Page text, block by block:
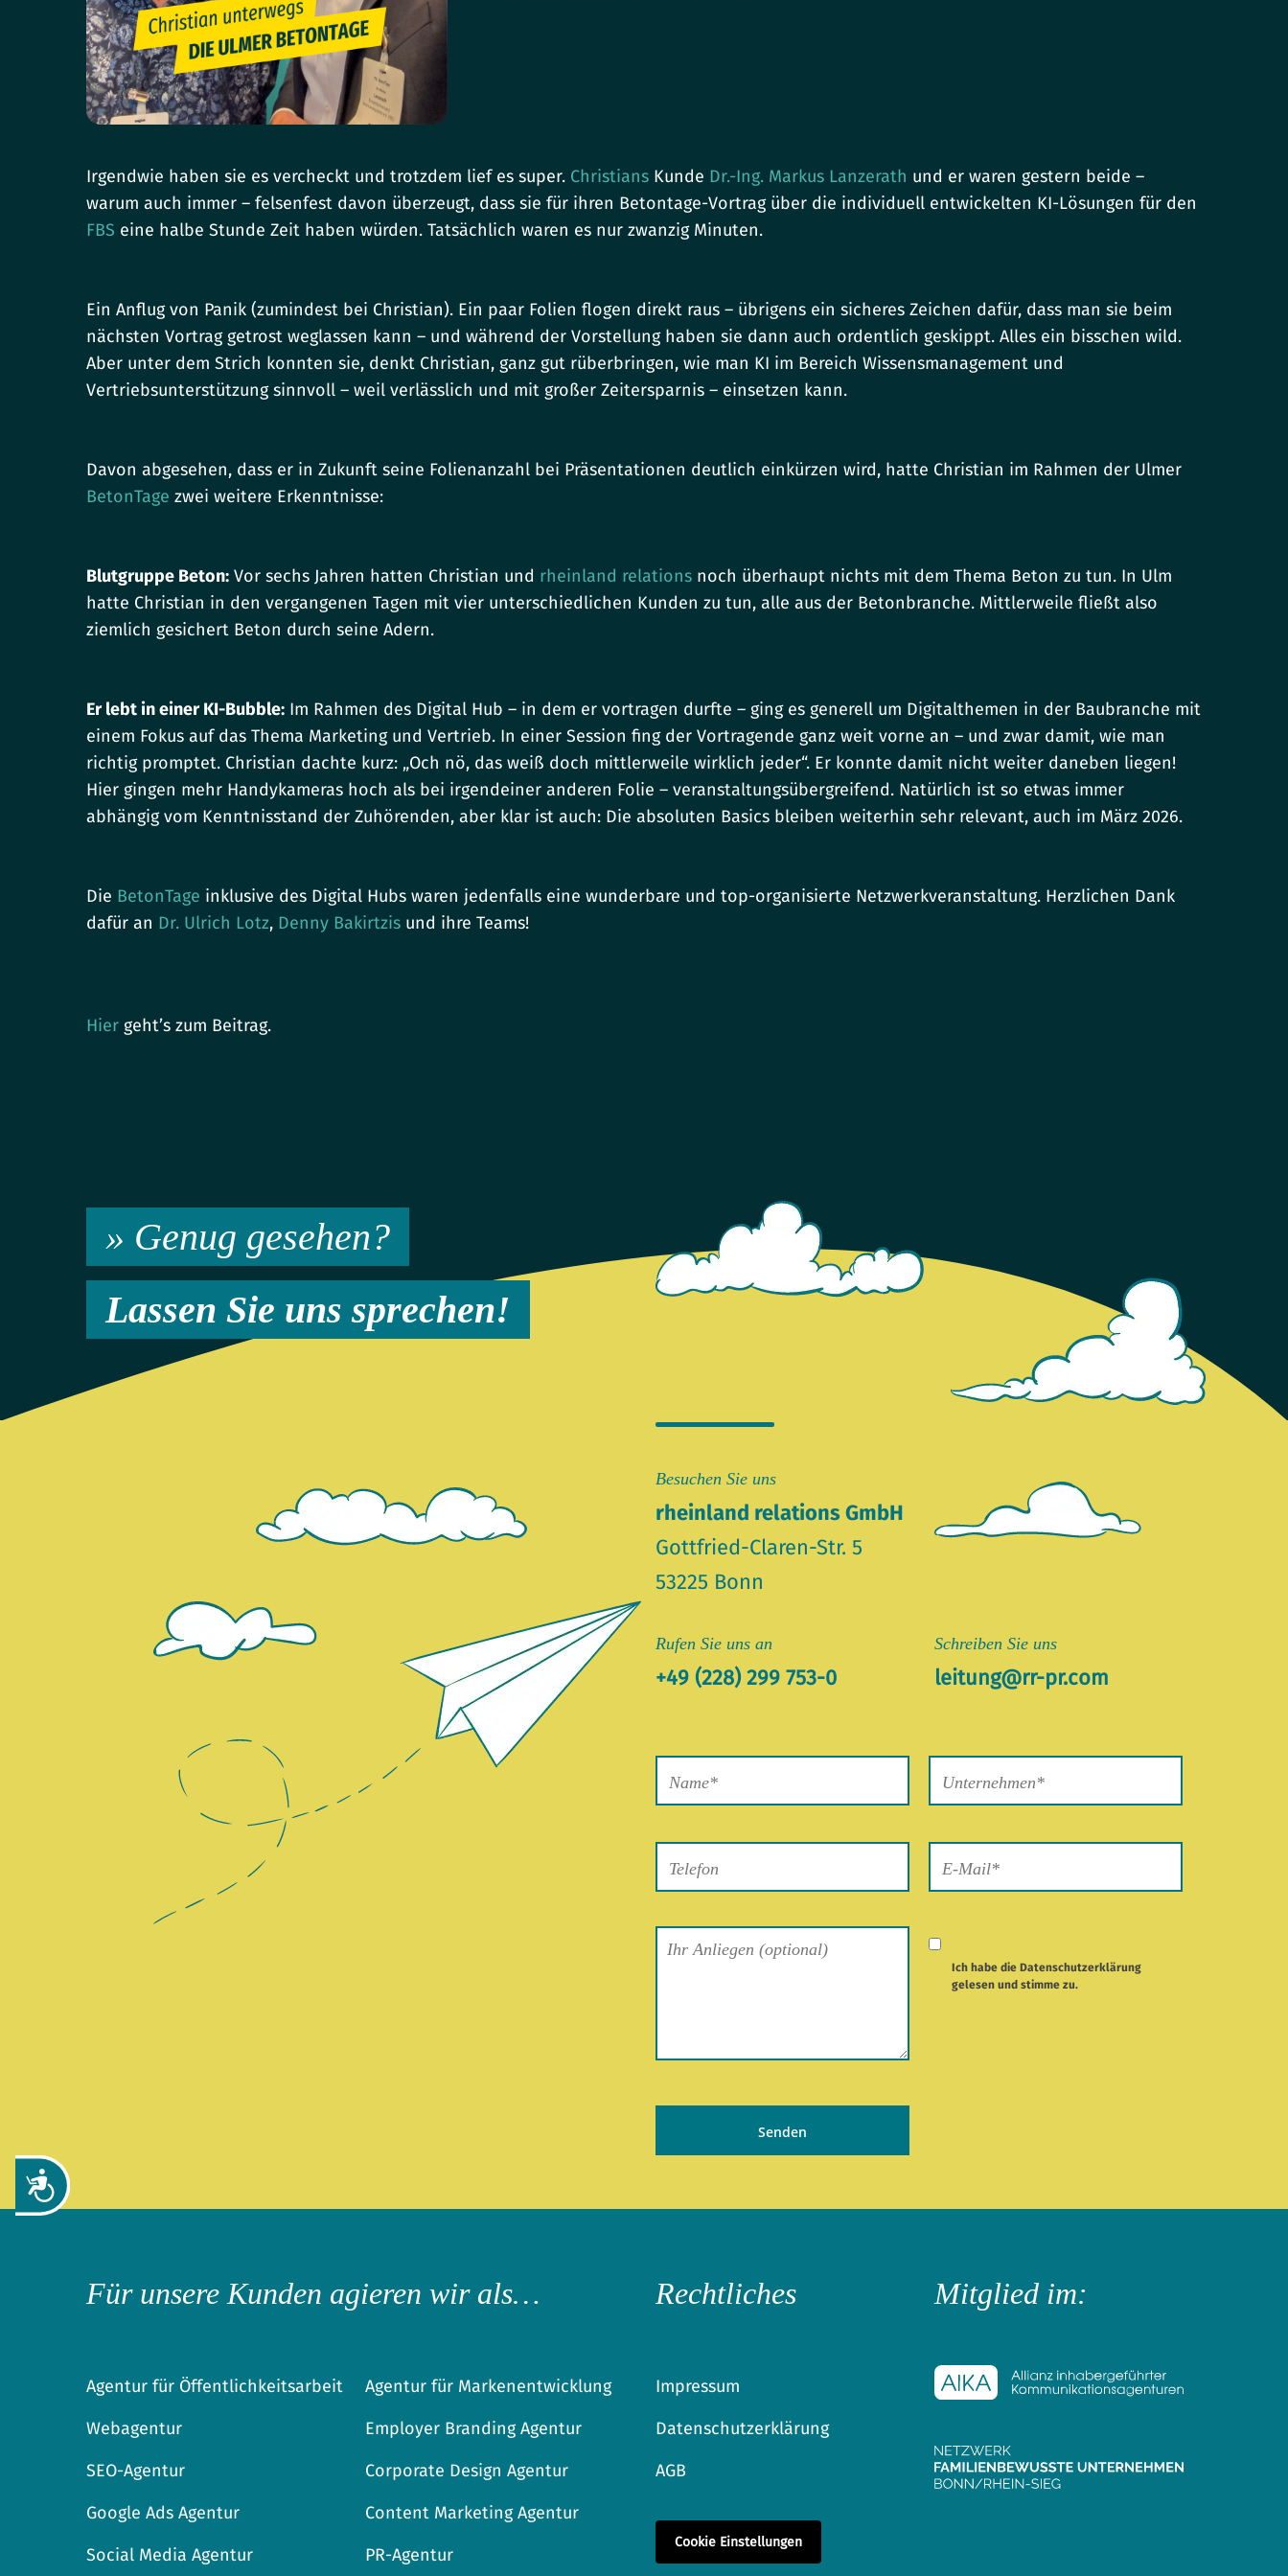
Zug&auml;nglichkeit
Zugänglichkeitsmenü
Irgendwie haben sie es vercheckt und trotzdem lief es super. Christians Kunde Dr.-Ing. Markus Lanzerath und er waren gestern beide –
warum auch immer – felsenfest davon überzeugt, dass sie für ihren Betontage-Vortrag über die individuell entwickelten KI-Lösungen für den
FBS eine halbe Stunde Zeit haben würden. Tatsächlich waren es nur zwanzig Minuten.
Ein Anflug von Panik (zumindest bei Christian). Ein paar Folien flogen direkt raus – übrigens ein sicheres Zeichen dafür, dass man sie beim
nächsten Vortrag getrost weglassen kann – und während der Vorstellung haben sie dann auch ordentlich geskippt. Alles ein bisschen wild.
Aber unter dem Strich konnten sie, denkt Christian, ganz gut rüberbringen, wie man KI im Bereich Wissensmanagement und
Vertriebsunterstützung sinnvoll – weil verlässlich und mit großer Zeitersparnis – einsetzen kann.
Davon abgesehen, dass er in Zukunft seine Folienanzahl bei Präsentationen deutlich einkürzen wird, hatte Christian im Rahmen der Ulmer
BetonTage zwei weitere Erkenntnisse:
Blutgruppe Beton: Vor sechs Jahren hatten Christian und rheinland relations noch überhaupt nichts mit dem Thema Beton zu tun. In Ulm
hatte Christian in den vergangenen Tagen mit vier unterschiedlichen Kunden zu tun, alle aus der Betonbranche. Mittlerweile fließt also
ziemlich gesichert Beton durch seine Adern.
Er lebt in einer KI-Bubble: Im Rahmen des Digital Hub – in dem er vortragen durfte – ging es generell um Digitalthemen in der Baubranche mit
einem Fokus auf das Thema Marketing und Vertrieb. In einer Session fing der Vortragende ganz weit vorne an – und zwar damit, wie man
richtig promptet. Christian dachte kurz: „Och nö, das weiß doch mittlerweile wirklich jeder“. Er konnte damit nicht weiter daneben liegen!
Hier gingen mehr Handykameras hoch als bei irgendeiner anderen Folie – veranstaltungsübergreifend. Natürlich ist so etwas immer
abhängig vom Kenntnisstand der Zuhörenden, aber klar ist auch: Die absoluten Basics bleiben weiterhin sehr relevant, auch im März 2026.
Die BetonTage inklusive des Digital Hubs waren jedenfalls eine wunderbare und top-organisierte Netzwerkveranstaltung. Herzlichen Dank
dafür an Dr. Ulrich Lotz, Denny Bakirtzis und ihre Teams!
Hier geht’s zum Beitrag.
» Genug gesehen?
Lassen Sie uns sprechen!
Besuchen Sie uns
rheinland relations GmbH
Gottfried-Claren-Str. 5
53225 Bonn
Rufen Sie uns an
+49 (228) 299 753-0
Schreiben Sie uns
leitung@rr-pr.com
lasse
dieses
Feld
leer.
Ich habe die Datenschutzerklärung
gelesen und stimme zu.
Für unsere Kunden agieren wir als…
Agentur für Öffentlichkeitsarbeit
Webagentur
SEO-Agentur
Google Ads Agentur
Social Media Agentur
Agentur für Markenentwicklung
Employer Branding Agentur
Corporate Design Agentur
Content Marketing Agentur
PR-Agentur
Rechtliches
Impressum
Datenschutzerklärung
AGB
Cookie Einstellungen
Mitglied im: